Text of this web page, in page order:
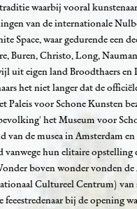
waarbij vooral
van de internationale
Space, waar gedurende een
Buren, Christo, Long,
uit eigen land Broodthaers en
het niet langer dat de
Paleis voor Schone Kunsten
het Museum voor
van de musea in Amsterdam
hun elitaire opstelling
boven wonder vonden
Cultureel Centrum) van
bij de opening